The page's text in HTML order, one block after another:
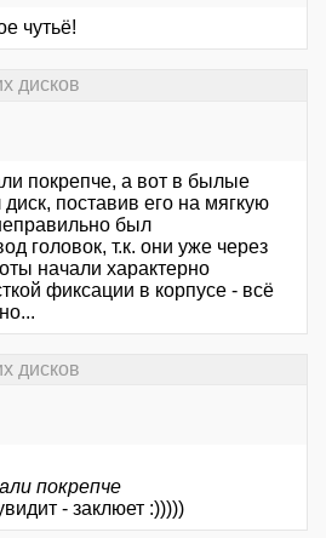
чутьё!
дисков
покрепче, а вот в былые
диск, поставив его на мягкую
был
головок, т.к. они уже через
начали характерно
фиксации в корпусе - всё
дисков
покрепче
- заклюет :)))))